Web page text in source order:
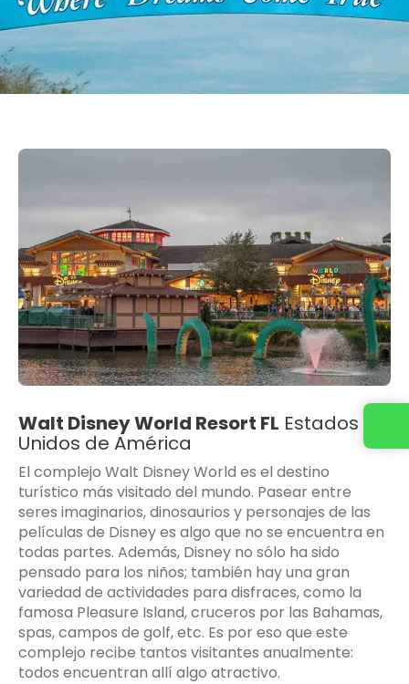
Walt Disney World Resort FL Estados
Unidos de América
El complejo Walt Disney World es el destino
turístico más visitado del mundo. Pasear entre
seres imaginarios, dinosaurios y personajes de las
películas de Disney es algo que no se encuentra en
todas partes. Además, Disney no sólo ha sido
pensado para los niños; también hay una gran
variedad de actividades para disfraces, como la
famosa Pleasure Island, cruceros por las Bahamas,
spas, campos de golf, etc. Es por eso que este
complejo recibe tantos visitantes anualmente:
todos encuentran allí algo atractivo.
Contacta con nosotros